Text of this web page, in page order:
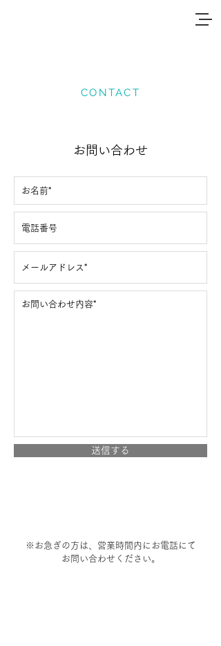
CONTACT
お問い合わせ
送信する
※お急ぎの方は、営業時間内にお電話にて
お問い合わせください。